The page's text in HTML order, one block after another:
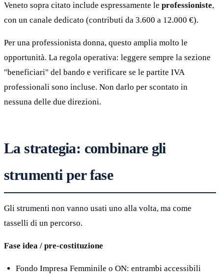
Veneto sopra citato include espressamente le professioniste,
con un canale dedicato (contributi da 3.600 a 12.000 €).
Per una professionista donna, questo amplia molto le
opportunità. La regola operativa: leggere sempre la sezione
"beneficiari" del bando e verificare se le partite IVA
professionali sono incluse. Non darlo per scontato in
nessuna delle due direzioni.
La strategia: combinare gli
strumenti per fase
Gli strumenti non vanno usati uno alla volta, ma come
tasselli di un percorso.
Fase idea / pre-costituzione
Fondo Impresa Femminile o ON: entrambi accessibili